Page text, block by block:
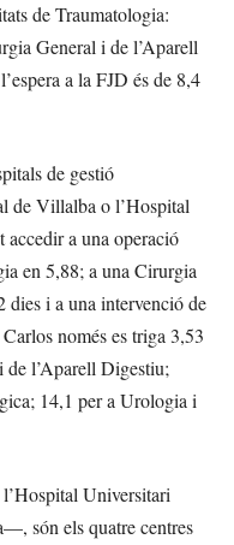
de Traumatologia:
General i de l’Aparell
a la FJD és de 8,4
de gestió
de Villalba o l’Hospital
a una operació
en 5,88; a una Cirurgia
dies i a una intervenció de
només es triga 3,53
de l’Aparell Digestiu;
14,1 per a Urologia i
Universitari
són els quatre centres